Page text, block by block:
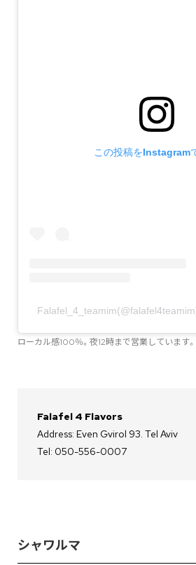
この投稿をInstagram
ローカル感100％。夜12時まで営業しています。
Falafel 4 Flavors
Address: Even Gvirol 93‎. Tel Aviv
Tel: 050-556-0007
シャワルマ